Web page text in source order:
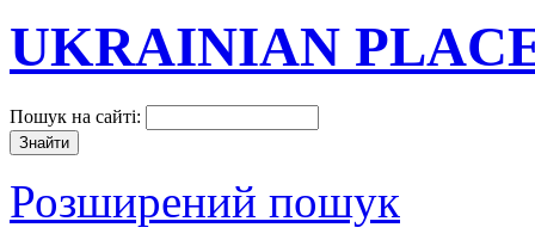
UKRAINIAN
Пошук на сайті:
Розширений пошук